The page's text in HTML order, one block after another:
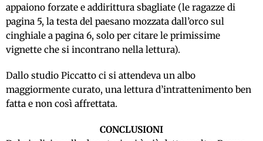
appaiono forzate e addirittura sbagliate (le ragazze di
pagina 5, la testa del paesano mozzata dall’orco sul
cinghiale a pagina 6, solo per citare le primissime
vignette che si incontrano nella lettura).
Dallo studio Piccatto ci si attendeva un albo
maggiormente curato, una lettura d’intrattenimento ben
fatta e non così affrettata.
CONCLUSIONI